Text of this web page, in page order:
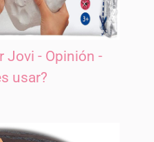
Jovi - Opinión -
usar?